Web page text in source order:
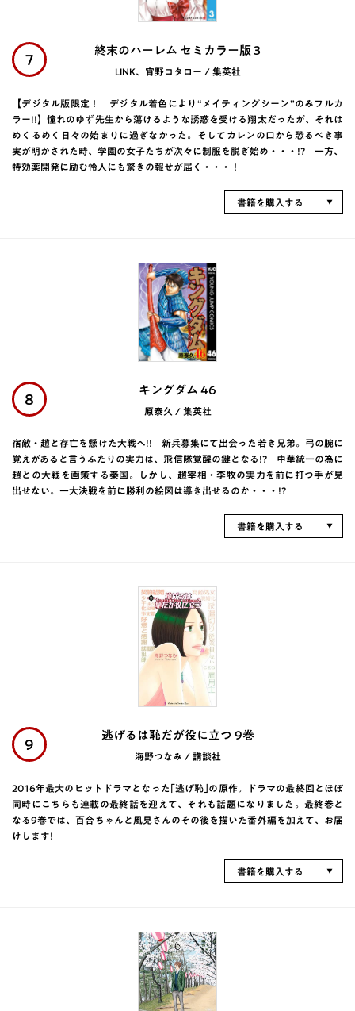
7
終末のハーレム セミカラー版 3
LINK、宵野コタロー / 集英社
【デジタル版限定！ デジタル着色により“メイティングシーン”のみフルカ
ラー!!】憧れのゆず先生から蕩けるような誘惑を受ける翔太だったが、それは
めくるめく日々の始まりに過ぎなかった。そしてカレンの口から恐るべき事
実が明かされた時、学園の女子たちが次々に制服を脱ぎ始め・・・!? 一方、
特効薬開発に励む怜人にも驚きの報せが届く・・・！
書籍を購入する
8
キングダム 46
原泰久 / 集英社
宿敵・趙と存亡を懸けた大戦へ!! 新兵募集にて出会った若き兄弟。弓の腕に
覚えがあると言うふたりの実力は、飛信隊覚醒の鍵となる!? 中華統一の為に
趙との大戦を画策する秦国。しかし、趙宰相・李牧の実力を前に打つ手が見
出せない。一大決戦を前に勝利の絵図は導き出せるのか・・・!?
書籍を購入する
9
逃げるは恥だが役に立つ 9巻
海野つなみ / 講談社
2016年最大のヒットドラマとなった｢逃げ恥｣の原作。ドラマの最終回とほぼ
同時にこちらも連載の最終話を迎えて、それも話題になりました。最終巻と
なる9巻では、百合ちゃんと風見さんのその後を描いた番外編を加えて、お届
けします!
書籍を購入する